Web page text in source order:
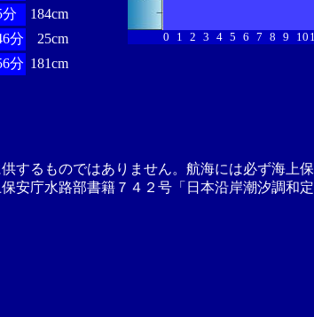
分
184cm
分
25cm
分 181cm
0 1 2 3 4 5 6 7 8 9 10
するものではありません。航海には必ず海上
安庁水路部書籍７４２号「日本沿岸潮汐調和